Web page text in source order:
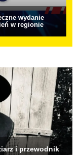
wydanie
w regionie
i przewodnik